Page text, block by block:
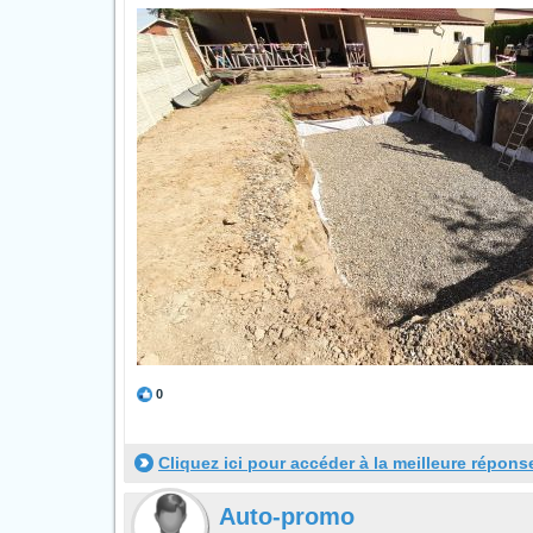
0
Cliquez ici pour accéder à la meilleure
Auto-promo